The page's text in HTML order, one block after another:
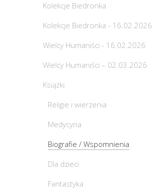
Kolekcje Biedronka
Kolekcje Biedronka - 16.02.2026
Wielcy Humaniści - 16.02.2026
Wielcy Humaniści – 02.03.2026
Książki
Religie i wierzenia
Medycyna
Biografie / Wspomnienia
Dla dzieci
Fantastyka